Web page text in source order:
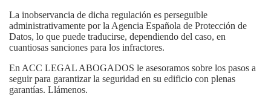
La inobservancia de dicha regulación es perseguible
administrativamente por la Agencia Española de Protección de
Datos, lo que puede traducirse, dependiendo del caso, en
cuantiosas sanciones para los infractores.
En ACC LEGAL ABOGADOS le asesoramos sobre los pasos a
seguir para garantizar la seguridad en su edificio con plenas
garantías. Llámenos.